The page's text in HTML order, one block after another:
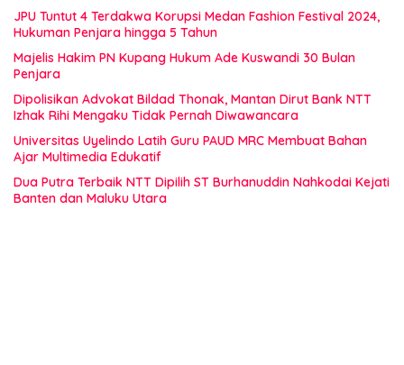
JPU Tuntut 4 Terdakwa Korupsi Medan Fashion Festival 2024,
Hukuman Penjara hingga 5 Tahun
Majelis Hakim PN Kupang Hukum Ade Kuswandi 30 Bulan
Penjara
Dipolisikan Advokat Bildad Thonak, Mantan Dirut Bank NTT
Izhak Rihi Mengaku Tidak Pernah Diwawancara
Universitas Uyelindo Latih Guru PAUD MRC Membuat Bahan
Ajar Multimedia Edukatif
Dua Putra Terbaik NTT Dipilih ST Burhanuddin Nahkodai Kejati
Banten dan Maluku Utara